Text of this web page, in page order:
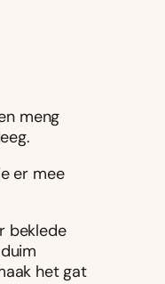
meng
er mee
beklede
het gat